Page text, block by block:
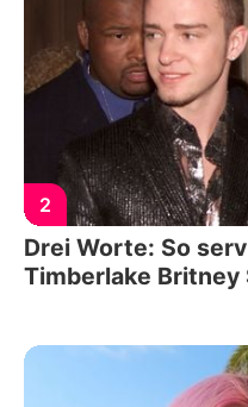
2
Drei Worte: So
Timberlake Britney